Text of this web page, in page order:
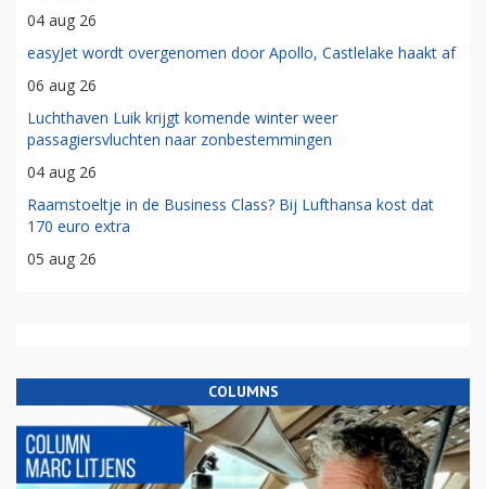
04 aug 26
easyJet wordt overgenomen door Apollo, Castlelake haakt af
06 aug 26
Luchthaven Luik krijgt komende winter weer
passagiersvluchten naar zonbestemmingen
04 aug 26
Raamstoeltje in de Business Class? Bij Lufthansa kost dat
170 euro extra
05 aug 26
COLUMNS